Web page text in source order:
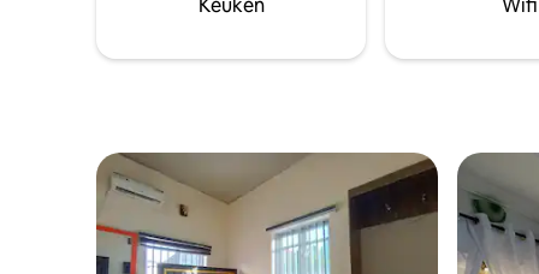
We hebben ook overheerlijk voedsel dat
Keuken Wifi